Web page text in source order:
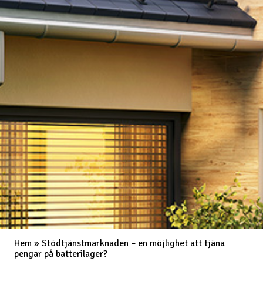
Hem » Stödtjänstmarknaden – en möjlighet att tjäna
pengar på batterilager?